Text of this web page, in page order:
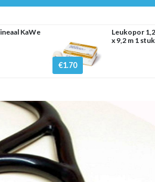
KaWe
€1.70
Leukopor
x 9,2 m 1 stuk